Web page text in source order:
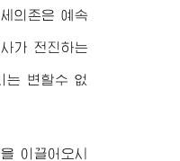
의존은 예속
가 전진하는
는 변할수 없
이끌어오시